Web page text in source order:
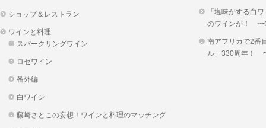
ショップ＆レストラン
ワインと料理
スパークリングワイン
ロゼワイン
番外編
白ワイン
藤崎さとこの妄想！ワインと料理のマッチング
「塩味がする白
のワインが！ 〜
南アフリカで2番
ル」330周年！